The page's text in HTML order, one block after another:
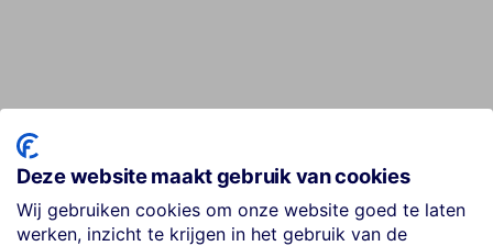
Deze website maakt gebruik van cookies
Wij gebruiken cookies om onze website goed te laten
werken, inzicht te krijgen in het gebruik van de